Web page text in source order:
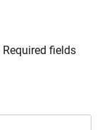
Required fields